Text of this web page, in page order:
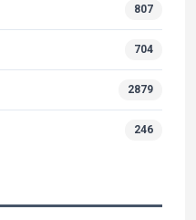
807
704
2879
246